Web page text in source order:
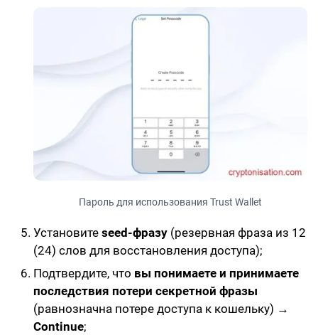
Пароль для использования Trust Wallet
Установите seed-фразу (резервная фраза из 12
(24) слов для восстановления доступа);
Подтвердите, что вы понимаете и принимаете
последствия потери секретной фразы
(равнозначна потере доступа к кошельку) →
Continue;